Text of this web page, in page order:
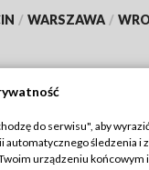
/ WARSZAWA /
TVP
do serwisu", aby
śledzenia i
urządzeniu końcowym